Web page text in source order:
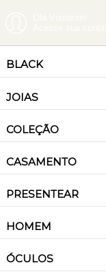
BLACK
JOIAS
COLEÇÃO
CASAMENTO
PRESENTEAR
HOMEM
ÓCULOS